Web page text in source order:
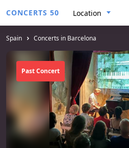
CONCERTS 50 Location
Spain Concerts in Barcelona
Past Concert